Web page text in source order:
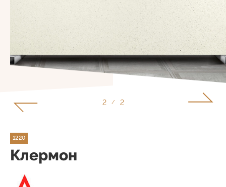
1 / 2
1220
Клермон